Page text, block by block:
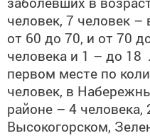
человек, 7 человек –
от 60 до 70, и от 70
человека и 1 – до 18
первом месте по
человек, в
районе – 4 человека,
Высокогорском,